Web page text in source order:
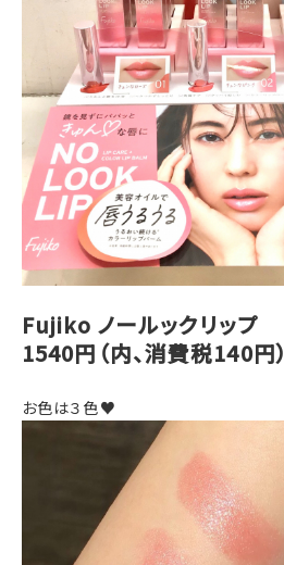
Fujiko ノールックリップ
1540円（内、消費税140円）
お色は３色♥️